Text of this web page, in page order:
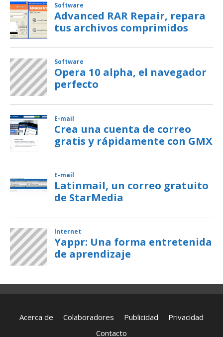
Acerca de Colaboradores Publicidad
Privacidad
Contacto